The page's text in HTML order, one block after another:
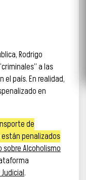
Rodrigo
a las
país. En realidad,
en
de
penalizados
Alcoholismo
.